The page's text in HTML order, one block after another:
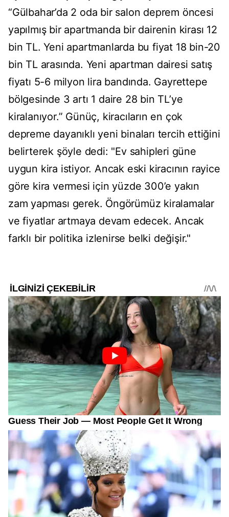
“Gülbahar’da 2 oda bir salon deprem öncesi
yapılmış bir apartmanda bir dairenin kirası 12
bin TL. Yeni apartmanlarda bu fiyat 18 bin-20
bin TL arasında. Yeni apartman dairesi satış
fiyatı 5-6 milyon lira bandında. Gayrettepe
bölgesinde 3 artı 1 daire 28 bin TL’ye
kiralanıyor.” Günüç, kiracıların en çok
depreme dayanıklı yeni binaları tercih ettiğini
belirterek şöyle dedi: "Ev sahipleri güne
uygun kira istiyor. Ancak eski kiracının rayice
göre kira vermesi için yüzde 300’e yakın
zam yapması gerek. Öngörümüz kiralamalar
ve fiyatlar artmaya devam edecek. Ancak
farklı bir politika izlenirse belki değişir."